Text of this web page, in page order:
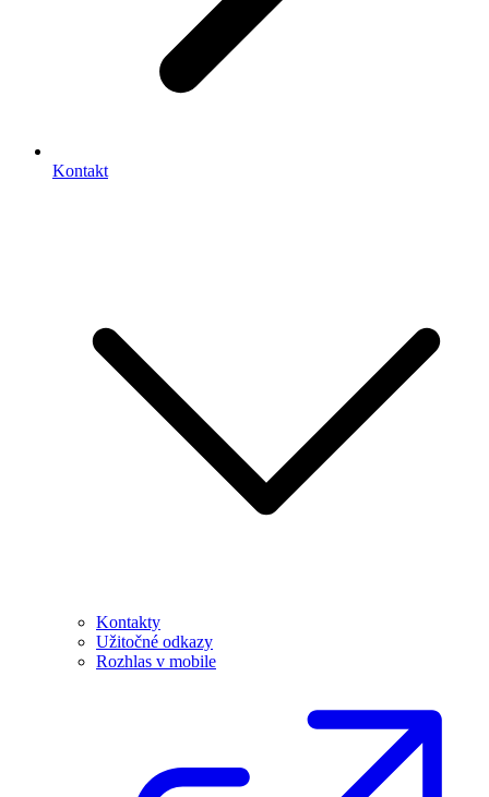
Kontakt
Kontakty
Užitočné odkazy
Rozhlas v mobile